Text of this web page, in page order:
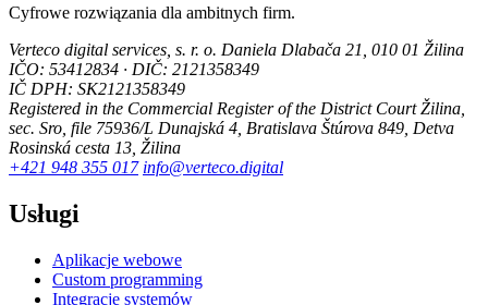
Cyfrowe rozwiązania dla ambitnych firm.
Verteco digital services, s. r. o. Daniela Dlabača 21, 010 01 Žilina
IČO: 53412834 · DIČ: 2121358349
IČ DPH: SK2121358349
Registered in the Commercial Register of the District Court Žilina,
sec. Sro, file 75936/L Dunajská 4, Bratislava Štúrova 849, Detva
Rosinská cesta 13, Žilina
+421 948 355 017 info@verteco.digital
Usługi
Aplikacje webowe
Custom programming
Integracje systemów